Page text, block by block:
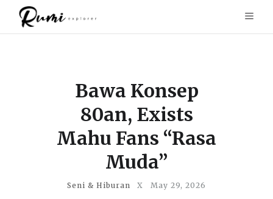
Bawa Konsep
80an, Exists
Mahu Fans “Rasa
Muda”
Seni & Hiburan X May 29, 2026